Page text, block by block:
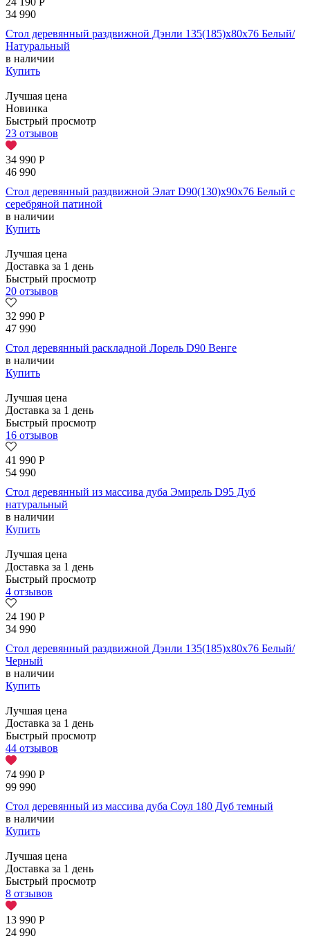
34 990
Стол деревянный раздвижной Дэнли 135(185)х80х76 Белый/
Натуральный
в наличии
Купить
Лучшая цена
Новинка
Быстрый просмотр
23 отзывов
34 990 Р
46 990
Стол деревянный раздвижной Элат D90(130)х90х76 Белый с
серебряной патиной
в наличии
Купить
Лучшая цена
Доставка за 1 день
Быстрый просмотр
20 отзывов
32 990 Р
47 990
Стол деревянный раскладной Лорель D90 Венге
в наличии
Купить
Лучшая цена
Доставка за 1 день
Быстрый просмотр
16 отзывов
41 990 Р
54 990
Стол деревянный из массива дуба Эмирель D95 Дуб
натуральный
в наличии
Купить
Лучшая цена
Доставка за 1 день
Быстрый просмотр
4 отзывов
24 190 Р
34 990
Стол деревянный раздвижной Дэнли 135(185)х80х76 Белый/
Черный
в наличии
Купить
Лучшая цена
Доставка за 1 день
Быстрый просмотр
44 отзывов
74 990 Р
99 990
Стол деревянный из массива дуба Соул 180 Дуб темный
в наличии
Купить
Лучшая цена
Доставка за 1 день
Быстрый просмотр
8 отзывов
13 990 Р
24 990